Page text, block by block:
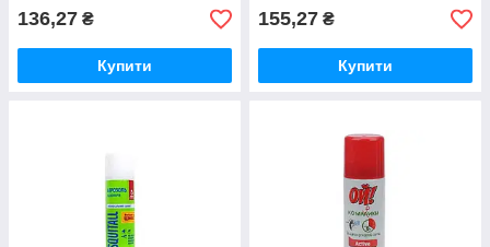
136,27 ₴
Купити
155,27 ₴
Купити